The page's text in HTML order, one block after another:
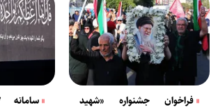
فراخوان جشنواره «شهید